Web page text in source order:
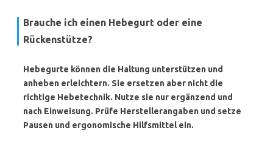
Brauche ich einen Hebegurt oder eine
Rückenstütze?
Hebegurte können die Haltung unterstützen und
anheben erleichtern. Sie ersetzen aber nicht die
richtige Hebetechnik. Nutze sie nur ergänzend und
nach Einweisung. Prüfe Herstellerangaben und setze
Pausen und ergonomische Hilfsmittel ein.